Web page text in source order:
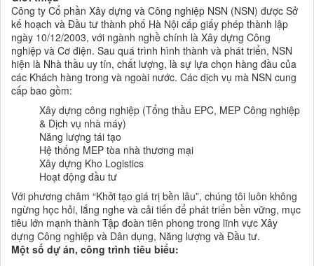
Công ty Cổ phần Xây dựng và Công nghiệp NSN (NSN) được Sở
kế hoạch và Đầu tư thành phố Hà Nội cấp giấy phép thành lập
ngày 10/12/2003, với ngành nghề chính là Xây dựng Công
nghiệp và Cơ điện. Sau quá trình hình thành và phát triển, NSN
hiện là Nhà thầu uy tín, chất lượng, là sự lựa chọn hàng đầu của
các Khách hàng trong và ngoài nước. Các dịch vụ mà NSN cung
cấp bao gồm:
Xây dựng công nghiệp (Tổng thầu EPC, MEP Công nghiệp
& Dịch vụ nhà máy)
Năng lượng tái tạo
Hệ thống MEP tòa nhà thương mại
Xây dựng Kho Logistics
Hoạt động đầu tư
Với phương châm “Khởi tạo giá trị bền lâu”, chúng tôi luôn không
ngừng học hỏi, lắng nghe và cải tiến để phát triển bền vững, mục
tiêu lớn mạnh thành Tập đoàn tiên phong trong lĩnh vực Xây
dựng Công nghiệp và Dân dụng, Năng lượng và Đầu tư.
Một số dự án, công trình tiêu biểu: